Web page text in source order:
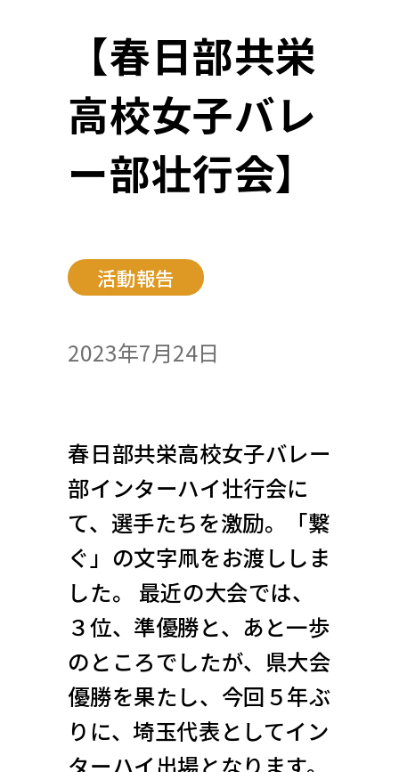
【春日部共栄
高校女子バレ
ー部壮行会】
活動報告
2023年7月24日
春日部共栄高校女子バレー
部インターハイ壮行会に
て、選手たちを激励。「繋
ぐ」の文字凧をお渡ししま
した。 最近の大会では、
３位、準優勝と、あと一歩
のところでしたが、県大会
優勝を果たし、今回５年ぶ
りに、埼玉代表としてイン
ターハイ出場となります。